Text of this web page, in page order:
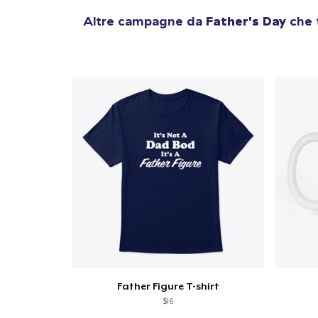
Altre campagne da Father's Day che
Father Figure T-shirt
$16